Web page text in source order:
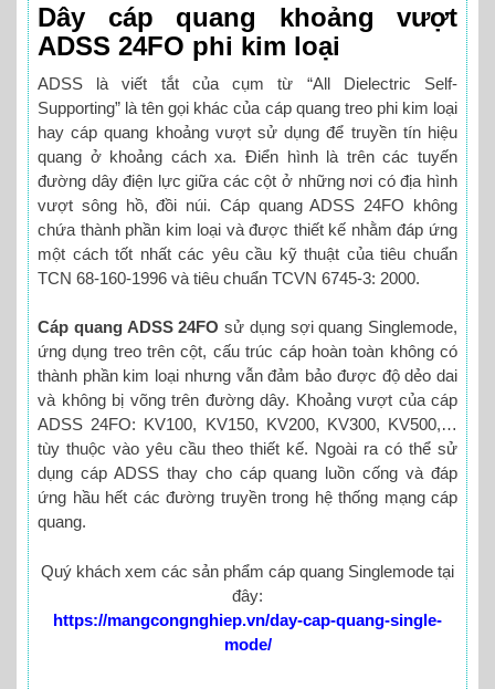
Dây cáp quang khoảng vượt
ADSS 24FO phi kim loại
ADSS là viết tắt của cụm từ “All Dielectric Self-
Supporting” là tên gọi khác của cáp quang treo phi kim loại
hay cáp quang khoảng vượt sử dụng để truyền tín hiệu
quang ở khoảng cách xa. Điển hình là trên các tuyến
đường dây điện lực giữa các cột ở những nơi có địa hình
vượt sông hồ, đồi núi. Cáp quang ADSS 24FO không
chứa thành phần kim loại và được thiết kế nhằm đáp ứng
một cách tốt nhất các yêu cầu kỹ thuật của tiêu chuẩn
TCN 68-160-1996 và tiêu chuẩn TCVN 6745-3: 2000.
Cáp quang ADSS 24FO sử dụng sợi quang Singlemode,
ứng dụng treo trên cột, cấu trúc cáp hoàn toàn không có
thành phần kim loại nhưng vẫn đảm bảo được độ dẻo dai
và không bị võng trên đường dây. Khoảng vượt của cáp
ADSS 24FO: KV100, KV150, KV200, KV300, KV500,…
tùy thuộc vào yêu cầu theo thiết kế. Ngoài ra có thể sử
dụng cáp ADSS thay cho cáp quang luồn cống và đáp
ứng hầu hết các đường truyền trong hệ thống mạng cáp
quang.
Quý khách xem các sản phẩm cáp quang Singlemode tại
đây:
https://mangcongnghiep.vn/day-cap-quang-single-
mode/